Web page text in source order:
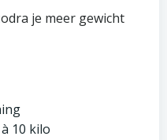
je meer gewicht
10 kilo